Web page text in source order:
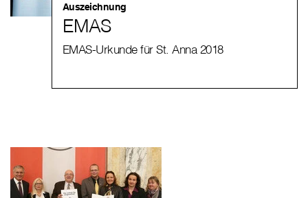
Auszeichnung
EMAS
EMAS-Urkunde für St. Anna 2018